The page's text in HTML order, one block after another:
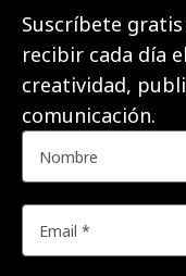
Suscríbete
recibir cada día
creatividad,
comunicación.